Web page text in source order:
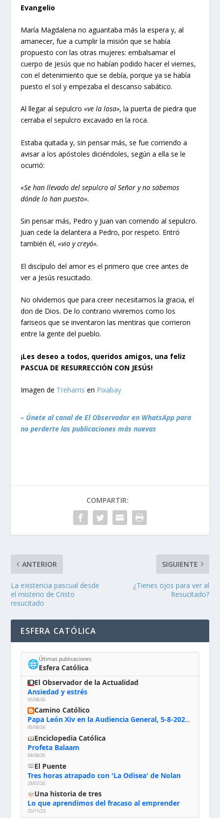
Evangelio
María Magdalena no aguantaba más la espera y, al
amanecer, fue a cumplir la misión que se había
propuesto con las otras mujeres: embalsamar el
cuerpo de Jesús que no habían podido hacer el viernes,
con el detenimiento que se debía, porque ya se había
puesto el sol y empezaba el descanso sabático.
Al llegar al sepulcro«ve la losa», la puerta de piedra que
cerraba el sepulcro excavado en la roca.
Estaba quitada y, sin pensar más, se fue corriendo a
avisar a los apóstoles diciéndoles, según a ella se le
ocurrió:
«Se han llevado del sepulcro al Señor y no sabemos
dónde lo han puesto».
Sin pensar más, Pedro y Juan van corriendo al sepulcro.
Juan cede la delantera a Pedro, por respeto. Entró
también él,«vio y creyó».
El discípulo del amor es el primero que cree antes de
ver a Jesús resucitado.
No olvidemos que para creer necesitamos la gracia, el
don de Dios. De lo contrario viviremos como los
fariseos que se inventaron las mentiras que corrieron
entre la gente del pueblo.
¡Les deseo a todos, queridos amigos, una feliz
PASCUA DE RESURRECCIÓN CON JESÚS!
Imagen de Treharris en Pixabay
– Únete al canal de El Observador en WhatsApp para
no perderte las publicaciones más nuevas
COMPARTIR:
ANTERIOR
La existencia pascual desde
el misterio de Cristo
resucitado
SIGUIENTE
¿Tienes ojos para ver al
Resucitado?
ESFERA CATÓLICA
🌐Últimas publicaciones
Esfera Católica
El Observador de la Actualidad
Ansiedad y estrés
05/08/26
Camino Católico
Papa León Xiv en la Audiencia General, 5-8-2026: «Dios en el primer puesto; la oración, nuestra primera obligación; la liturgia, la primera fuente de la vida divina que se nos comunica, la primera escuela de nuestra vida espiritual»
05/08/26
Enciclopedia Católica
Profeta Balaam
04/08/26
El Puente
Tres horas atrapado con 'La Odisea' de Nolan
28/07/26
Una historia de tres
Lo que aprendimos del fracaso al emprender
25/11/23